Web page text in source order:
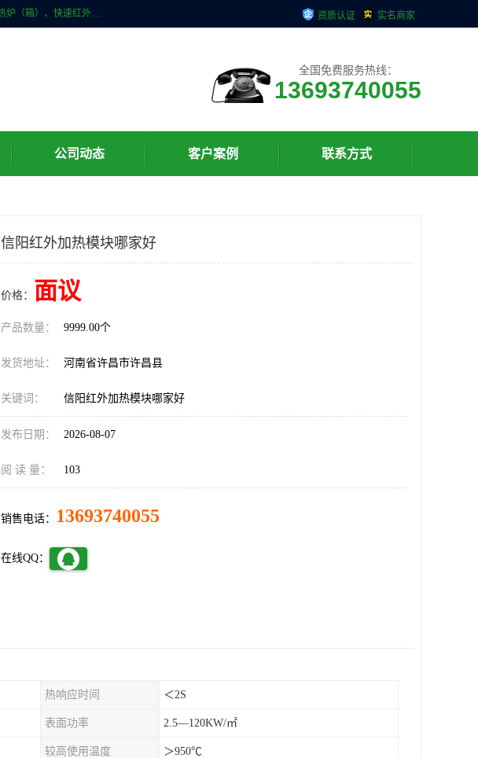
许昌市红外技术研究所有限公司主要产品有：红外辐射（吸收）涂料、红外加热元件、红外辐射加热模块（板）、红外辐射加热炉（箱）、快速红外辐射加热器、系列高端红外加热实验设备、系列红外加热控制器等。 资质认证 实名商家
全国免费服务热线：
13693740055
公司动态 客户案例 联系方式
信阳红外加热模块哪家好
价格： 面议
产品数量： 9999.00个
发货地址： 河南省许昌市许昌县
关键词： 信阳红外加热模块哪家好
发布日期： 2026-08-07
阅 读 量： 103
销售电话： 13693740055
在线QQ：
热响应时间 ＜2S
表面功率 2.5—120KW/㎡
较高使用温度 ＞950℃